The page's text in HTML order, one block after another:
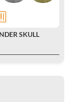
SKULL